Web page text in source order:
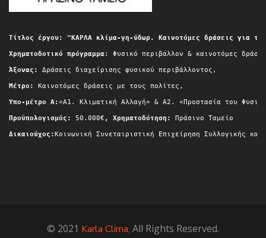
Τίτλος έργου: "ΚΑΡΛΑ κλίμα-γη-ύδωρ. Καινοτόμες δράσεις για
Χρηματοδοτικό πρόγραμμα: Φυσικό περιβάλλον & καινοτόμες
Άξονας: Δράσεις διαχείρισης φυσικού περιβάλλοντος,
Μέτρο: Καινοτόμες δράσεις με τους πολίτες,
Yπο-μέτρο A:«Α1. Κλιματική Αλλαγή» & A2. «Προστασία του
Προϋπολογισμός: 50.000€ , Χρηματοδότηση: Πράσινο Ταμείο
Δικαιούχος: Κοινωνική Συνεταιριστική Επιχείρηση Συλλογικής
© 2021 Karla Clima, All Rights Reserved.